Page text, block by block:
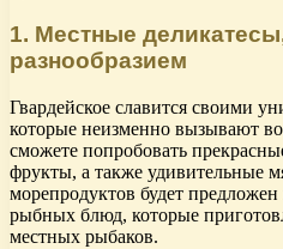
1. Местные
разнообразием
Гвардейское славится своими
которые неизменно вызывают
сможете попробовать
фрукты, а также удивительные
морепродуктов будет
рыбных блюд, которые
местных рыбаков.